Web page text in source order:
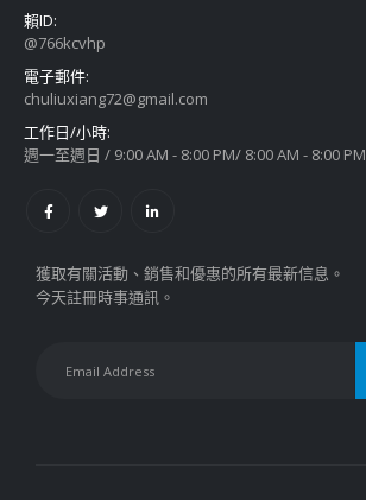
賴ID:
@766kcvhp
電子郵件:
chuliuxiang72@gmail.com
工作日/小時:
週一至週日 / 9:00 AM - 8:00 PM/ 8:00 AM - 8:00 PM
獲取有關活動、銷售和優惠的所有最新信息。
今天註冊時事通訊。